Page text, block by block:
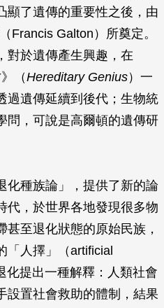
顯了遺傳的重要性之後，由
Francis Galton）所奠定。
對於遺傳產生興趣，在
（Hereditary Genius）一
過遺傳延續到後代；生物統
問，可說是高爾頓的遺傳研
化種族論」，提供了新的論
代，於世界各地發現很多物
至退化狀態的原始民族，
「人擇」（artificial
化提出一種解釋：人類社會
設置社會救助的體制，結果